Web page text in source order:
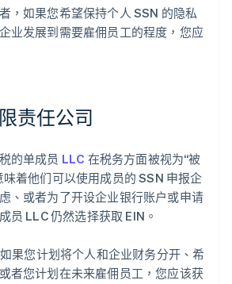
，如果您希望保持个人 SSN 的隐私
业发展到需要雇佣员工的程度，您应
责任公司
的单成员 LLC 在税务方面被视为“被
着他们可以使用成员的 SSN 申报企
、或者为了开设企业银行账户或申请
员 LLC 仍然选择获取 EIN。
果您计划将个人和企业财务分开、希
者您计划在未来雇佣员工，您应该获